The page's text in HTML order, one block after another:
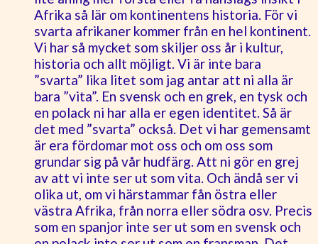
Afrika så lär om kontinentens historia. För vi
svarta afrikaner kommer från en hel kontinent.
Vi har så mycket som skiljer oss år i kultur,
historia och allt möjligt. Vi är inte bara
”svarta” lika litet som jag antar att ni alla är
bara ”vita”. En svensk och en grek, en tysk och
en polack ni har alla er egen identitet. Så är
det med ”svarta” också. Det vi har gemensamt
är era fördomar mot oss och om oss som
grundar sig på vår hudfärg. Att ni gör en grej
av att vi inte ser ut som vita. Och ändå ser vi
olika ut, om vi härstammar fån östra eller
västra Afrika, från norra eller södra osv. Precis
som en spanjor inte ser ut som en svensk och